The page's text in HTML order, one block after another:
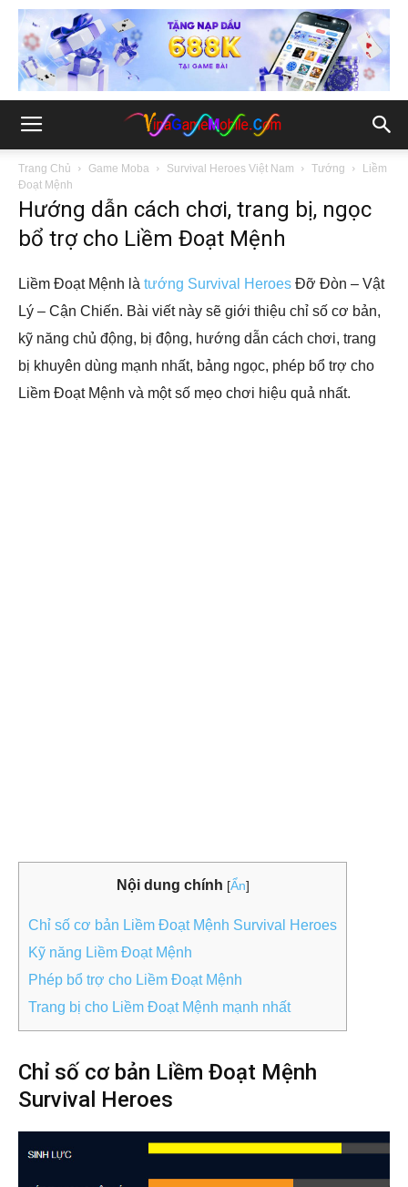
Trang Chủ Game Moba Survival Heroes Việt Nam Tướng
Liềm
Đoạt Mệnh
Hướng dẫn cách chơi, trang bị, ngọc
bổ trợ cho Liềm Đoạt Mệnh
Liềm Đoạt Mệnh là tướng Survival Heroes Đỡ Đòn – Vật
Lý – Cận Chiến. Bài viết này sẽ giới thiệu chỉ số cơ bản,
kỹ năng chủ động, bị động, hướng dẫn cách chơi, trang
bị khuyên dùng mạnh nhất, bảng ngọc, phép bổ trợ cho
Liềm Đoạt Mệnh và một số mẹo chơi hiệu quả nhất.
Nội dung chính [Ẩn]
Chỉ số cơ bản Liềm Đoạt Mệnh Survival Heroes
Kỹ năng Liềm Đoạt Mệnh
Phép bổ trợ cho Liềm Đoạt Mệnh
Trang bị cho Liềm Đoạt Mệnh mạnh nhất
Chỉ số cơ bản Liềm Đoạt Mệnh
Survival Heroes